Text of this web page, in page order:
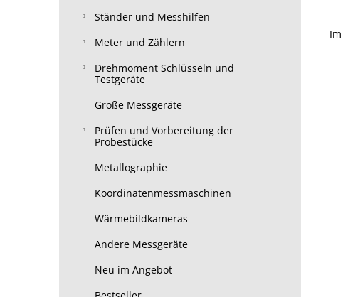
Ständer und Messhilfen
Meter und Zählern
Drehmoment Schlüsseln und
Testgeräte
Große Messgeräte
Prüfen und Vorbereitung der
Probestücke
Metallographie
Koordinatenmessmaschinen
Wärmebildkameras
Andere Messgeräte
Neu im Angebot